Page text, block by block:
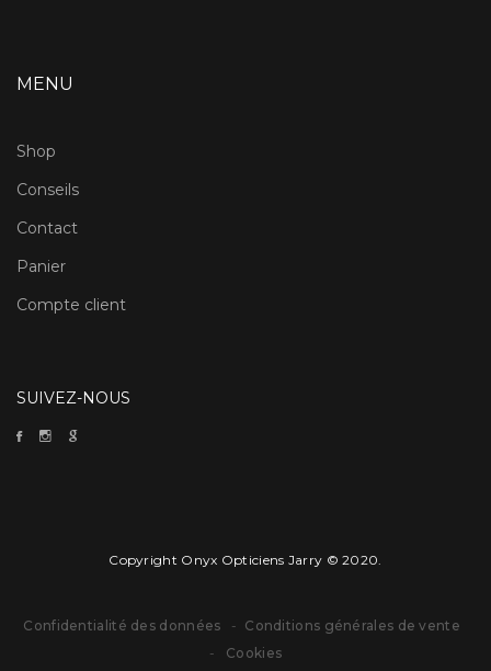
MENU
Shop
Conseils
Contact
Panier
Compte client
SUIVEZ-NOUS
Copyright Onyx Opticiens Jarry © 2020.
Confidentialité des données - Conditions générales de vente
- Cookies